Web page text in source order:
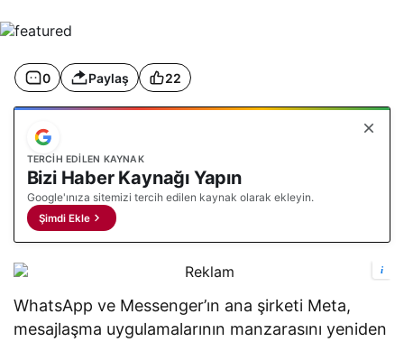
0 Paylaş 22
TERCIH EDILEN KAYNAK
Bizi Haber Kaynağı Yapın
Google'ınıza sitemizi tercih edilen kaynak olarak ekleyin.
Şimdi Ekle
i
WhatsApp ve Messenger’ın ana şirketi Meta,
mesajlaşma uygulamalarının manzarasını yeniden